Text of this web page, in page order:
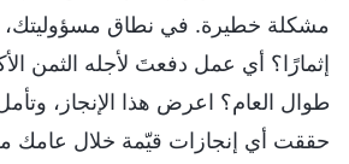
مشكلة خطيرة. في نطاق مسؤوليتك،
إثمارًا؟ أي عمل دفعتَ لأجله الثمن
طوال العام؟ اعرض هذا الإنجاز،
حققت أي إنجازات قيّمة خلال عامك من